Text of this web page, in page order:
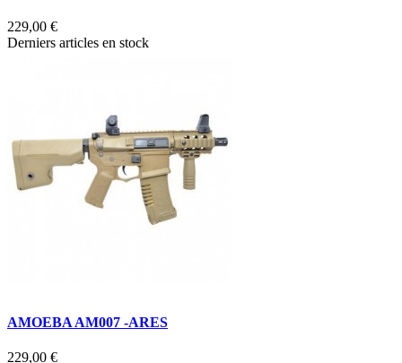
229,00 €
Derniers articles en stock
AMOEBA AM007 -ARES
229,00 €